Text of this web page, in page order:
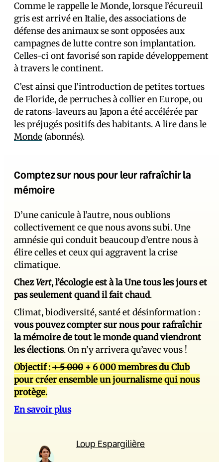
Comme le rappelle le Monde, lorsque l’écureuil
gris est arrivé en Italie, des associations de
défense des animaux se sont opposées aux
campagnes de lutte contre son implantation.
Celles-ci ont favorisé son rapide développement
à travers le continent.
C’est ainsi que l’introduction de petites tortues
de Floride, de perruches à collier en Europe, ou
de ratons-laveurs au Japon a été accélérée par
les préjugés positifs des habitants. A liredans le
Monde (abonnés).
Comptez sur nous pour leur rafraîchir la
mémoire
D’une canicule à l’autre, nous oublions
collectivement ce que nous avons subi. Une
amnésie qui conduit beaucoup d’entre nous à
élire celles et ceux qui aggravent la crise
climatique.
ChezVert, l’écologie est à la Une tous les jours et
pas seulement quand il fait chaud.
Climat, biodiversité, santé et désinformation :
vous pouvez compter sur nous pour rafraîchir
la mémoire de tout le monde quand viendront
les élections. On n’y arrivera qu’avec vous !
Objectif :+ 5 000 + 6 000 membres du Club
pour créer ensemble un journalisme qui nous
protège.
En savoir plus
Loup Espargilière